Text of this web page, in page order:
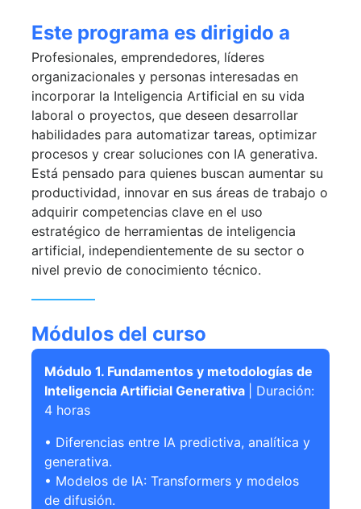
Este programa es dirigido a
Profesionales, emprendedores, líderes
organizacionales y personas interesadas en
incorporar la Inteligencia Artificial en su vida
laboral o proyectos, que deseen desarrollar
habilidades para automatizar tareas, optimizar
procesos y crear soluciones con IA generativa.
Está pensado para quienes buscan aumentar su
productividad, innovar en sus áreas de trabajo o
adquirir competencias clave en el uso
estratégico de herramientas de inteligencia
artificial, independientemente de su sector o
nivel previo de conocimiento técnico.
Módulos del curso
Módulo 1. Fundamentos y metodologías de
Inteligencia Artificial Generativa
| Duración:
4 horas
• Diferencias entre IA predictiva, analítica y
generativa.
• Modelos de IA: Transformers y modelos
de difusión.